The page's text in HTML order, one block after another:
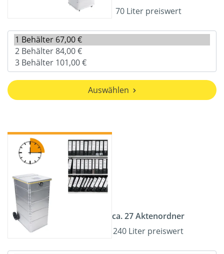
70 Liter preiswert
Auswählen
ca. 27 Aktenordner
240 Liter preiswert